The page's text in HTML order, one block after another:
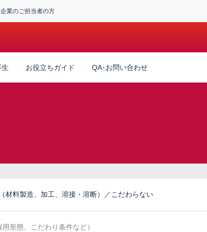
企業のご担当者の方
お役立ちガイド QA･お問い合わせ
材料製造、加工、溶接・溶断）／こだわらない
形態、こだわり条件など）